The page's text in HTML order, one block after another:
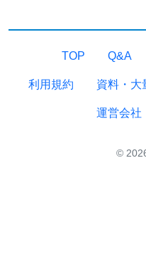
TOP Q&A
利用規約 資料・大
運営会社
©